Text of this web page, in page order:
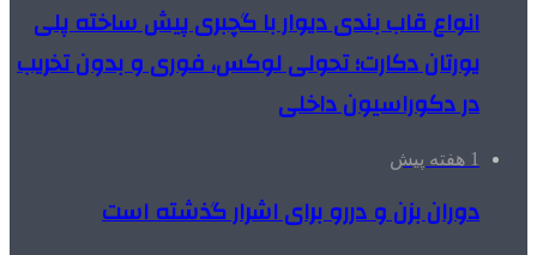
انواع قاب بندی دیوار با گچبری پیش ساخته پلی
یورتان دکارت؛ تحولی لوکس، فوری و بدون تخریب
در دکوراسیون داخلی
1 هفته پیش
دوران بزن و دررو برای اشرار گذشته است